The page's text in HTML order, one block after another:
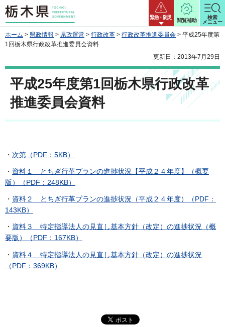
栃木県 緊急・防災
閲覧補助
検索
メニュー
ホーム > 県政情報 > 県政運営 > 行政改革 > 行政改革推進委員会 > 平成25年度第
1回栃木県行政改革推進委員会資料
更新日：2013年7月29日
平成25年度第1回栃木県行政改革
推進委員会資料
・ 次第（PDF：5KB）
・ 資料１ とちぎ行革プランの進捗状況【平成２４年度】（概要
版）（PDF：248KB）
・ 資料２ とちぎ行革プランの進捗状況（平成２４年度）（PDF：
143KB）
・ 資料３ 特定指導法人の見直し基本方針（改定）の進捗状況（概
要版）（PDF：167KB）
・ 資料４ 特定指導法人の見直し基本方針（改定）の進捗状況
（PDF：369KB）